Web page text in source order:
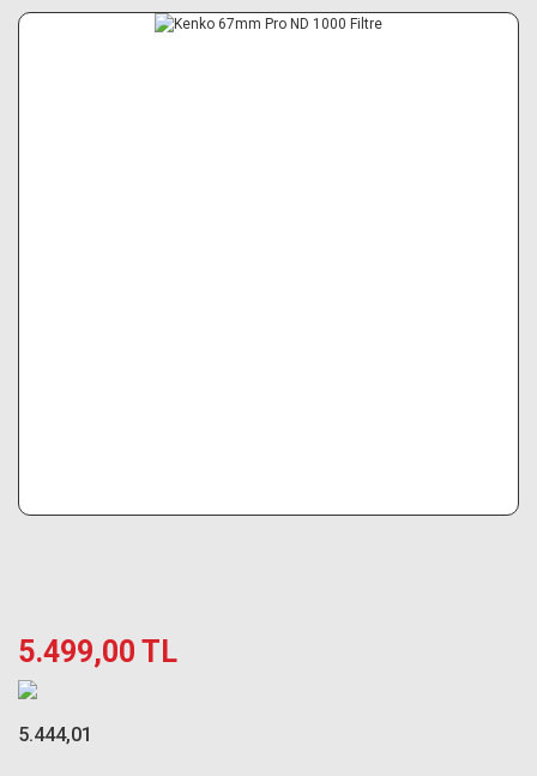
5.499,00 TL
5.444,01